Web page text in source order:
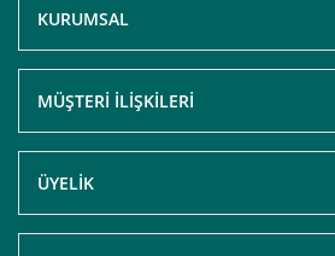
KURUMSAL
MÜŞTERİ İLİŞKİLERİ
ÜYELİK